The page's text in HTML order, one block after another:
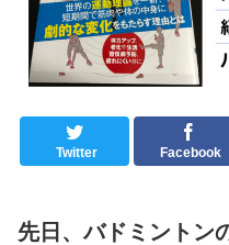
Twitter Facebook
先日、バドミントン